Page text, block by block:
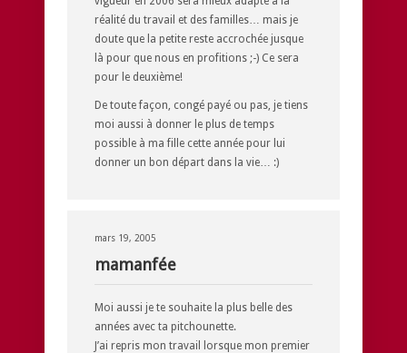
réalité du travail et des familles… mais je
doute que la petite reste accrochée jusque
là pour que nous en profitions ;-) Ce sera
pour le deuxième!
De toute façon, congé payé ou pas, je tiens
moi aussi à donner le plus de temps
possible à ma fille cette année pour lui
donner un bon départ dans la vie… :)
mars 19, 2005
mamanfée
Moi aussi je te souhaite la plus belle des
années avec ta pitchounette.
J’ai repris mon travail lorsque mon premier